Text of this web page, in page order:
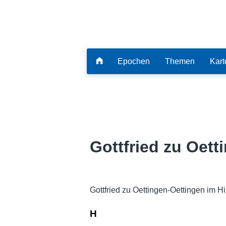
Epochen Themen
Gottfried zu
Gottfried zu Oettingen-Oettingen im
H